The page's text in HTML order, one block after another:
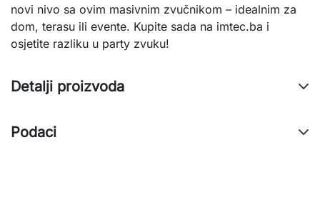
novi nivo sa ovim masivnim zvučnikom – idealnim za
dom, terasu ili evente. Kupite sada na imtec.ba i
osjetite razliku u party zvuku!
Detalji proizvoda
Podaci